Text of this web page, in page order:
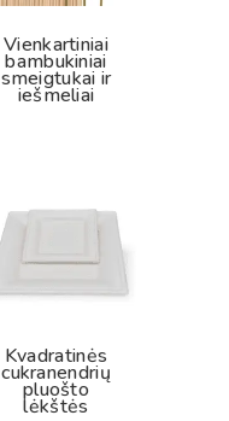
Vienkartiniai
bambukiniai
smeigtukai ir
iešmeliai
Kvadratinės
cukranendrių
pluošto
lėkštės